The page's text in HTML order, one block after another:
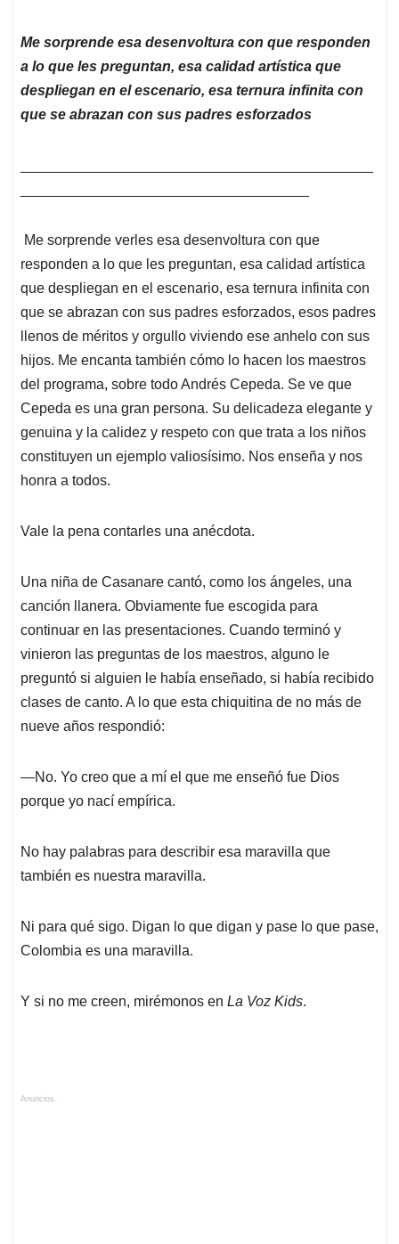
Me sorprende esa desenvoltura con que responden
a lo que les preguntan, esa calidad artística que
despliegan en el escenario, esa ternura infinita con
que se abrazan con sus padres esforzados
Me sorprende verles esa desenvoltura con que
responden a lo que les preguntan, esa calidad artística
que despliegan en el escenario, esa ternura infinita con
que se abrazan con sus padres esforzados, esos padres
llenos de méritos y orgullo viviendo ese anhelo con sus
hijos. Me encanta también cómo lo hacen los maestros
del programa, sobre todo Andrés Cepeda. Se ve que
Cepeda es una gran persona. Su delicadeza elegante y
genuina y la calidez y respeto con que trata a los niños
constituyen un ejemplo valiosísimo. Nos enseña y nos
honra a todos.
Vale la pena contarles una anécdota.
Una niña de Casanare cantó, como los ángeles, una
canción llanera. Obviamente fue escogida para
continuar en las presentaciones. Cuando terminó y
vinieron las preguntas de los maestros, alguno le
preguntó si alguien le había enseñado, si había recibido
clases de canto. A lo que esta chiquitina de no más de
nueve años respondió:
—No. Yo creo que a mí el que me enseñó fue Dios
porque yo nací empírica.
No hay palabras para describir esa maravilla que
también es nuestra maravilla.
Ni para qué sigo. Digan lo que digan y pase lo que pase,
Colombia es una maravilla.
Y si no me creen, mirémonos en La Voz Kids.
Anuncios.